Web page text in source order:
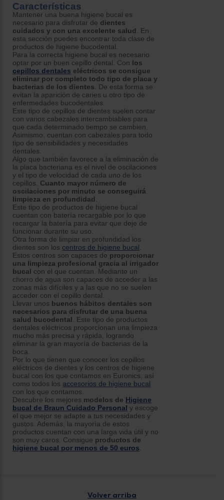
Características
Mantener una buena higiene bucal es
necesario para disfrutar de dientes
cuidados y con una excelente salud
. En
esta sección puedes encontrar toda clase de
productos de higiene bucodental.
Para la correcta higiene bucal es necesario
optar por un buen cepillo dental. Con los
cepillos dentales eléctricos se consigue
eliminar por completo todo tipo de placa y
bacterias de los dientes . De esta forma se
evitan la aparición de caries u otro tipo de
enfermedades bucodentales.
Este tipo de cepillos de dientes suelen contar
con varios cabezales intercambiables para
que cada determinado tiempo se cambien.
Asimismo, cuentan con cabezales para todo
tipo de sensibilidades y necesidades
dentales.
Algo que también favorece a la eliminación de
la placa bacteriana es el nivel de oscilaciones
y el tipo de velocidad de cada uno de los
cepillos. Cuanto mayor número de
oscilaciones por minuto se conseguirá
limpieza en profundidad
Este tipo de productos de higiene bucal
cuentan con batería recargable por lo que
recargar la batería para evitar que deje de
funcionar durante su uso.
Otra forma de limpiar en profundidad los
dientes son los centros de higiene bucal
Estos centros son capaces de proporcionar
una limpieza profesional gracia al irrigador
bucal con el que cuentan. Mediante un
chorro de agua son capaces de acceder a las
zonas más difíciles y a las que no se suelen
acceder con el cepillo dental.
Llevar unos buenos hábitos dentales son
necesarios para disfrutar de una buena
salud bucodental . Este tipo de productos
dentales eléctricos proporcionan una limpieza
mucho más precisa y rápida, logrando
eliminar la gran mayoría de bacterias de la
boca.
Por lo que tienen que conocer los cepillos
eléctricos de dientes y los centros de higiene
bucal con los que contamos en Euronics, así
como todos los accesorios de higiene bucal
con los que contamos.
Descubre los mejores modelos de Higiene
bucal de Braun Cuidado Personal y escoge
el que mejor se adapte a tus necesidades y
gustos. Además, la mayoría de estos
productos cuentan con una larga vida útil y no
son muy caros. Consigue productos de
higiene bucal por menos de 50 euros
Volver arriba